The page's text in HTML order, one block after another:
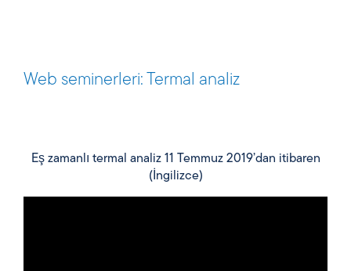
Web seminerleri: Termal analiz
Eş zamanlı termal analiz 11 Temmuz 2019’dan itibaren
(İngilizce)